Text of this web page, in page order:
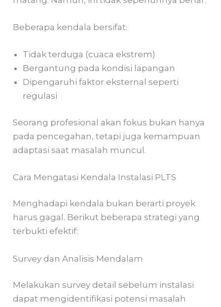
Beberapa kendala bersifat:
Tidak terduga (cuaca ekstrem)
Bergantung pada kondisi lapangan
Dipengaruhi faktor eksternal seperti
regulasi
Seorang profesional akan fokus bukan hanya
pada pencegahan, tetapi juga kemampuan
adaptasi saat masalah muncul.
Cara Mengatasi Kendala Instalasi PLTS
Menghadapi kendala bukan berarti proyek
harus gagal. Berikut beberapa strategi yang
terbukti efektif:
Survey dan Analisis Mendalam
Melakukan survey detail sebelum instalasi
dapat mengidentifikasi potensi masalah